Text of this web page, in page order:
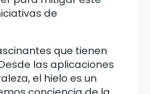
de
que tienen
las aplicaciones
el hielo es un